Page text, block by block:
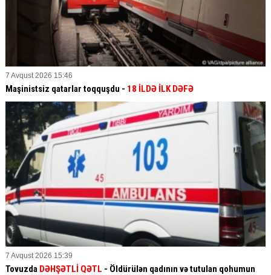
7 Avqust 2026 15:46
Maşinistsiz qatarlar toqquşdu - 18 İLDƏ İLK DƏFƏ
7 Avqust 2026 15:39
Tovuzda DƏHŞƏTLİ QƏTL - Öldürülən qadının və tutulan qohumun